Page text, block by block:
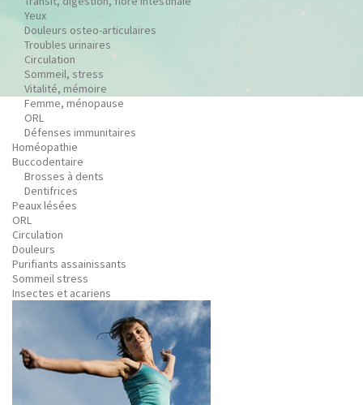
Yeux
Douleurs osteo-articulaires
Troubles urinaires
Circulation
Sommeil, stress
Vitalité, mémoire
Femme, ménopause
ORL
Défenses immunitaires
Homéopathie
Buccodentaire
Brosses à dents
Dentifrices
Peaux lésées
ORL
Circulation
Douleurs
Purifiants assainissants
Sommeil stress
Insectes et acariens